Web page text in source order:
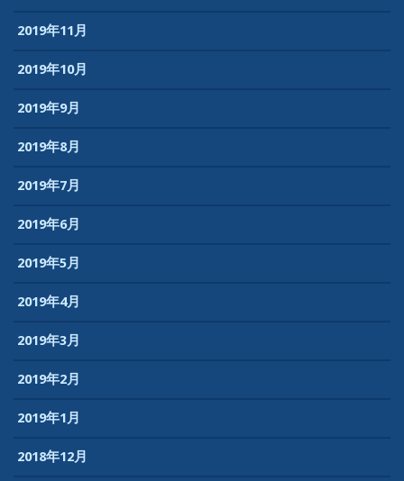
2019年11月
2019年10月
2019年9月
2019年8月
2019年7月
2019年6月
2019年5月
2019年4月
2019年3月
2019年2月
2019年1月
2018年12月